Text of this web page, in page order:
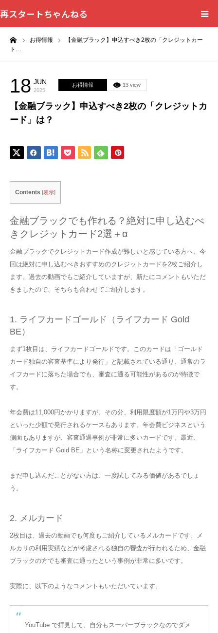
再スタートちゃんねる
お得情報
【金融ブラック】申込すべき2枚の「クレジットカー
ト…
18 JUN
2025
お得情報 13 view
【金融ブラック】申込すべき2枚の「クレジットカ
ード」は？
Contents [表示]
金融ブラックでも作れる？絶対に申し込むべ
きクレジットカード2選＋α
金融ブラックでクレジットカード作成が難しいと感じている方へ、今
回は絶対に申し込むべきおすすめのクレジットカードを2枚ご紹介し
ます。過去の動画でもご紹介していますが、新たにコメントもいただ
きましたので、そちらも合わせてご紹介します。
1. ライフカードゴールド（ライフカード Gold
BE）
まず1枚目は、ライフカードゴールドです。このカードは「ゴールド
カード独自の審査基準により発行」と記載されている通り、通常のラ
イフカードに落ちた場合でも、審査に通る可能性があるのが特徴で
す。
年会費は11,000円かかりますが、その分、利用限度額が1万円や3万円
といった少額で発行されるケースもあります。年会費ビジネスという
側面もありますが、審査通過事例が非常に多いカードです。最近、
「ライフカード Gold BE」という名称に変更されたようです。
まだ申し込んだことがない方は、一度試してみる価値があるでしょ
う。
2. メルカード
2枚目は、過去の動画でも何度もご紹介しているメルカードです。メ
ルカリの利用実績などが考慮される独自の審査が行われるため、金融
ブラックの方でも審査に通ったという事例が非常に多いです。
実際に、以下のようなコメントもいただいています。
YouTube で拝見して、自分もスーパーブラックなのでダメ
HOME
プライバシーポリシー